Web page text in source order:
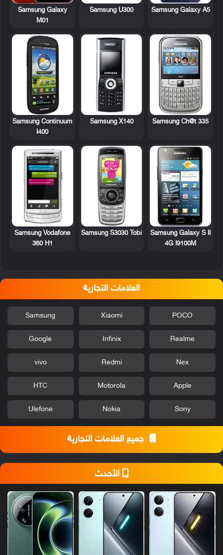
Samsung Galaxy A5
Samsung U300
Samsung Galaxy
M01
Samsung Ch@t 335
Samsung X140
Samsung Continuum
I400
Samsung Galaxy S II
4G I9100M
Samsung S3030 Tobi
Samsung Vodafone
360 H1
العلامات التجارية
POCO
Xiaomi
Samsung
Realme
Infinix
Google
Nex
Redmi
vivo
Apple
Motorola
HTC
Sony
Nokia
Ulefone
جميع العلامات التجارية
الأحدث